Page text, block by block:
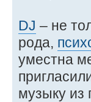
DJ – не
рода,
уместна
музыку из